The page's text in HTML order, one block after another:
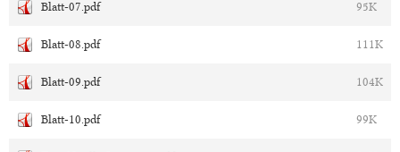
Blatt-07.pdf 95K
Blatt-08.pdf 111K
Blatt-09.pdf 104K
Blatt-10.pdf 99K